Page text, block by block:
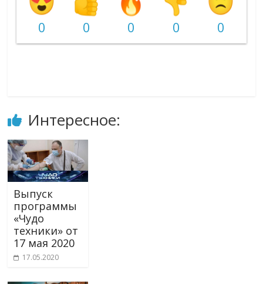
0 0 0 0 0
Интересное:
Выпуск
программы
«Чудо
техники» от
17 мая 2020
17.05.2020